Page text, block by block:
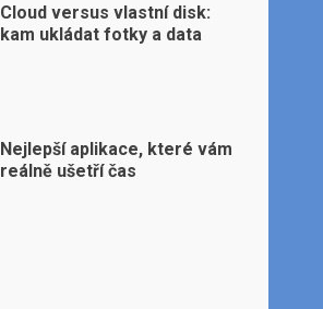
Cloud versus vlastní disk:
kam ukládat fotky a data
Nejlepší aplikace, které vám
reálně ušetří čas